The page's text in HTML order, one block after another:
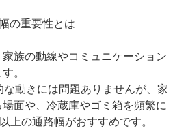
の重要性とは
族の動線やコミュニケーション
。
動きには問題ありませんが、家
面や、冷蔵庫やゴミ箱を頻繁に
上の通路幅がおすすめです。